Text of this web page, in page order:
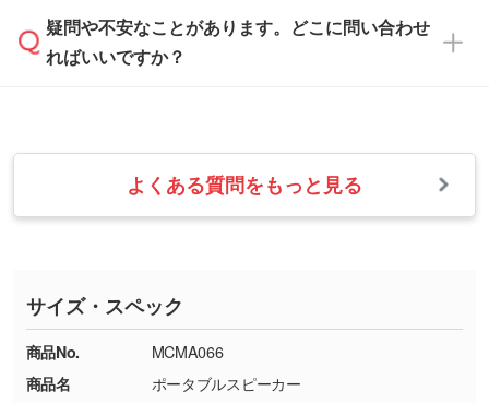
・フルカラーデータを1色に変換してほしい
・1色印刷でグラデーションや濃淡を表現した
い
す。→詳しく見る
・コーポレートカラーを使って印刷したい／印
刷色にこだわりがある
本体色がナチュラルなど淡色の場合、印刷をく
っきりと目立たせたいときは濃い印刷色が、柔
らかい雰囲気にしたいときは淡い印刷色が映え
また、お選びいただいた印刷色が本体色に合わ
ない場合や仕上がりに影響しそうな場合は、ス
タッフから別の色をご案内することもございま
速やかに対応いたします。
お手数をお掛けいたしますが、至急担当スタッ
フまでご連絡ください。商品の状況を確認し、
・お届け時に商品が損傷・故障している場合
・ご注文と異なる商品が届いた場合
・印刷不良があった場合
※詳しくは「商品の良品基準について
ください。
【返品・交換ができない場合】
疑問や不安なことがあります。どこに問い合わせ
ればいいですか？
業日以内に担当スタッフよりメールにてご連絡
いたします。
お急ぎの場合はお電話でのご質問も受け付けて
TEL：0422-29-9911 営業時間10:00～
18:00(土日祝日除く)
お問い合わせフォームはこちら
よくある質問をもっと見る
サイズ・スペック
商品No.
MCMA066
商品名
ポータブルスピーカー